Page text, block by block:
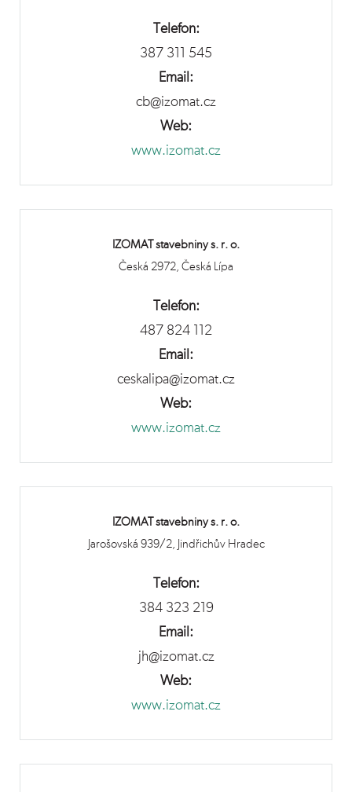
Telefon:
387 311 545
Email:
cb@izomat.cz
Web:
www.izomat.cz
IZOMAT stavebniny s. r. o.
Česká 2972, Česká Lípa
Telefon:
487 824 112
Email:
ceskalipa@izomat.cz
Web:
www.izomat.cz
IZOMAT stavebniny s. r. o.
Jarošovská 939/2, Jindřichův Hradec
Telefon:
384 323 219
Email:
jh@izomat.cz
Web:
www.izomat.cz